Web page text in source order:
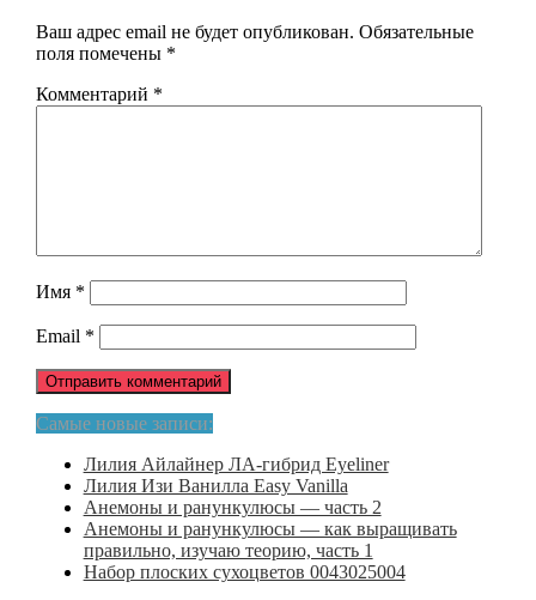
Ваш адрес email не будет опубликован. Обязательные
поля помечены *
Комментарий *
Имя *
Email *
Самые новые записи:
Лилия Айлайнер ЛА-гибрид Eyeliner
Лилия Изи Ванилла Easy Vanilla
Анемоны и ранункулюсы — часть 2
Анемоны и ранункулюсы — как выращивать
правильно, изучаю теорию, часть 1
Набор плоских сухоцветов 0043025004